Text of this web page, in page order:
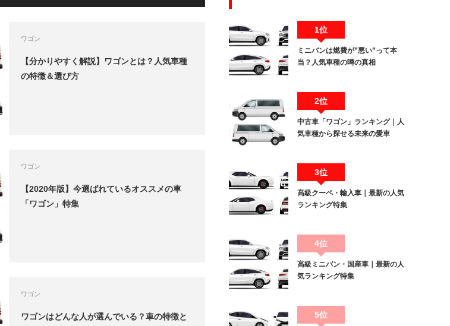
ワゴン
【分かりやすく解説】ワゴンとは？人気車種
の特徴＆選び方
ワゴン
【2020年版】今選ばれているオススメの車
「ワゴン」特集
ワゴン
ワゴンはどんな人が選んでいる？車の特徴と
1位
ミニバンは燃費が”悪い”って本
当？人気車種の噂の真相
2位
中古車「ワゴン」ランキング｜人
気車種から探せる未来の愛車
3位
高級クーペ・輸入車｜最新の人気
ランキング特集
4位
高級ミニバン・国産車｜最新の人
気ランキング特集
5位